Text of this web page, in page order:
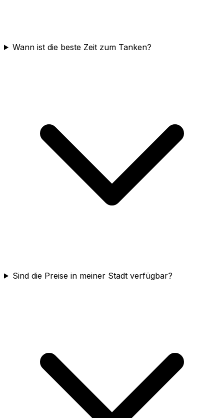
Wann ist die beste Zeit zum Tanken?
Sind die Preise in meiner Stadt verfügbar?